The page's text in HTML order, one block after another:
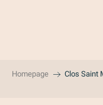
Homepage Clos Saint